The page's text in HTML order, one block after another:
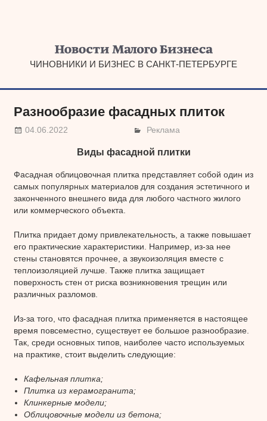
ЧИНОВНИКИ И БИЗНЕС В САНКТ-ПЕТЕРБУРГЕ
Разнообразие фасадных плиток
04.06.2022 Реклама
Виды фасадной плитки
Фасадная облицовочная плитка представляет собой один из
самых популярных материалов для создания эстетичного и
законченного внешнего вида для любого частного жилого
или коммерческого объекта.
Плитка придает дому привлекательность, а также повышает
его практические характеристики. Например, из-за нее
стены становятся прочнее, а звукоизоляция вместе с
теплоизоляцией лучше. Также плитка защищает
поверхность стен от риска возникновения трещин или
различных разломов.
Из-за того, что фасадная плитка применяется в настоящее
время повсеместно, существует ее большое разнообразие.
Так, среди основных типов, наиболее часто используемых
на практике, стоит выделить следующие:
Кафельная плитка;
Плитка из керамогранита;
Клинкерные модели;
Облицовочные модели из бетона;